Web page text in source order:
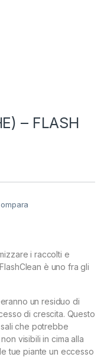
– FLASH
i raccolti e
è uno fra gli
un residuo di
di crescita. Questo
che potrebbe
visibili in cima alla
tue piante un eccesso